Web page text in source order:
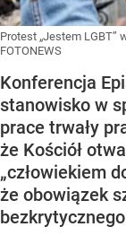
Protest „Jestem LGBT”
FOTONEWS
Konferencja
stanowisko w
prace trwały
że Kościół
„człowiekiem
że obowiązek